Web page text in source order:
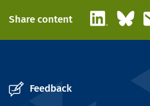
Share content LinkedIn
Feedback